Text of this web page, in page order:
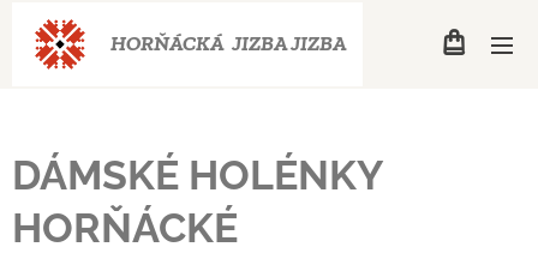
HORŇÁCKÁ JIZBAJIZBA
DÁMSKÉ HOLÉNKY
HORŇÁCKÉ